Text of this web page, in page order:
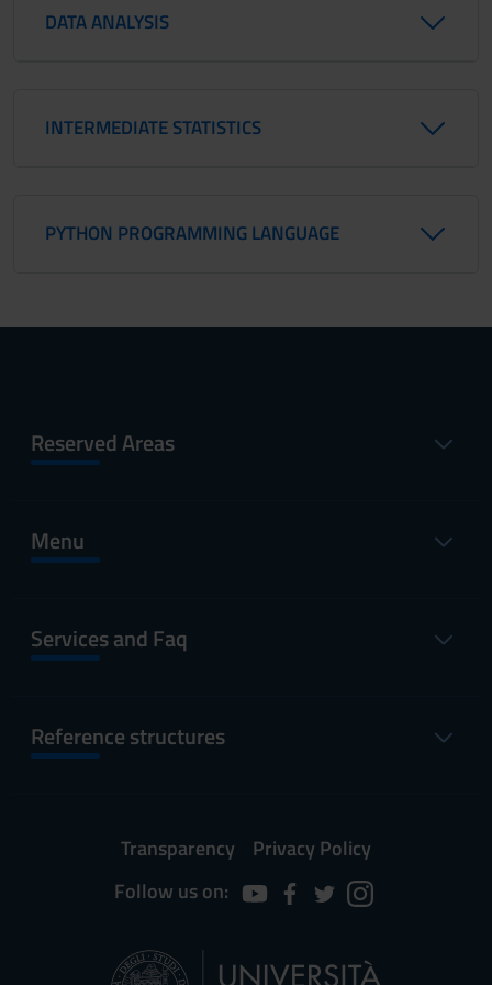
DATA ANALYSIS
INTERMEDIATE STATISTICS
PYTHON PROGRAMMING LANGUAGE
Reserved Areas
Menu
Services and Faq
Reference structures
Transparency
Privacy Policy
Follow us on: